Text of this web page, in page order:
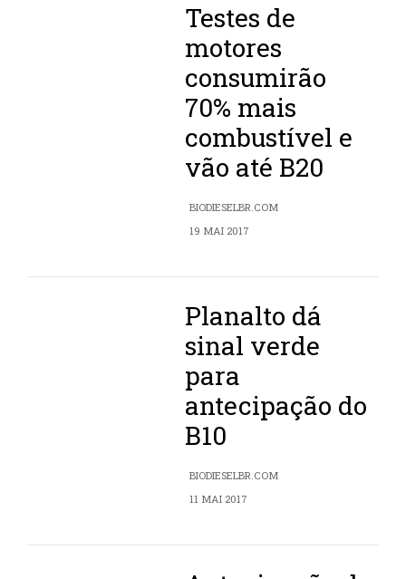
Testes de
motores
consumirão
70% mais
combustível e
vão até B20
BIODIESELBR.COM
19 MAI 2017
Planalto dá
sinal verde
para
antecipação do
B10
BIODIESELBR.COM
11 MAI 2017